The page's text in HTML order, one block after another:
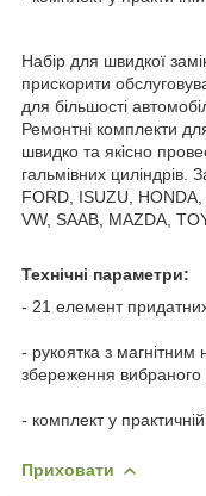
Набір для швидкої
прискорити
для більшості
Ремонтні комплекти
швидко та якісно
гальмівних циліндрів.
FORD, ISUZU,
VW, SAAB, MAZDA,
Технічні параметри:
- 21 елемент придатних
- рукоятка з
збереження вибраного
- комплект у практичній
Приховати